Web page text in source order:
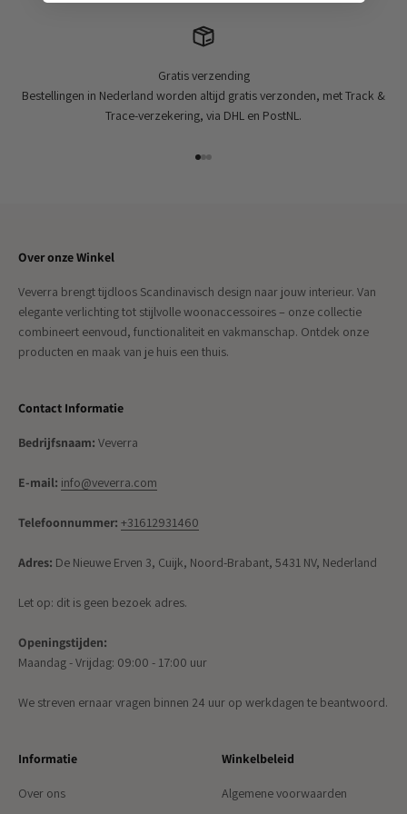
Gratis verzending
Bestellingen in Nederland worden altijd gratis verzonden, met Track &
Trace-verzekering, via DHL en PostNL.
Over onze Winkel
Veverra brengt tijdloos Scandinavisch design naar jouw interieur. Van
elegante verlichting tot stijlvolle woonaccessoires – onze collectie
combineert eenvoud, functionaliteit en vakmanschap. Ontdek onze
producten en maak van je huis een thuis.
Contact Informatie
Bedrijfsnaam: Veverra
E-mail: info@veverra.com
Telefoonnummer: +31612931460
Adres: De Nieuwe Erven 3, Cuijk, Noord-Brabant, 5431 NV, Nederland
Let op: dit is geen bezoek adres.
Openingstijden:
Maandag - Vrijdag: 09:00 - 17:00 uur
We streven ernaar vragen binnen 24 uur op werkdagen te beantwoord.
Informatie
Over ons
Winkelbeleid
Algemene voorwaarden